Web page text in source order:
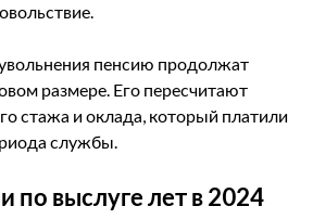
пенсию продолжат
размере. Его пересчитают
стажа и оклада, который платили
службы.
по выслуге лет в 2024